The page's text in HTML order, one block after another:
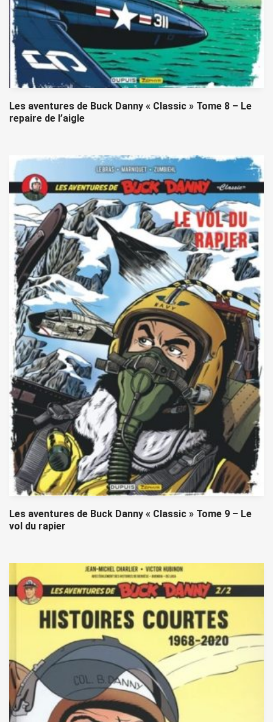
Les aventures de Buck Danny « Classic » Tome 8 – Le
repaire de l’aigle
Les aventures de Buck Danny « Classic » Tome 9 – Le
vol du rapier